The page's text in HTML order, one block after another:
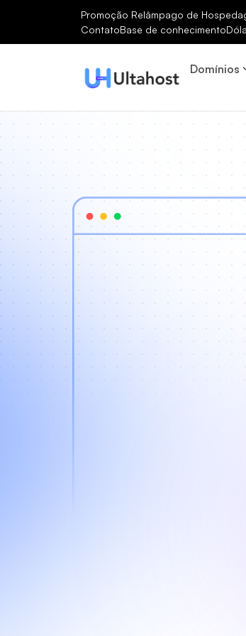
Promoção Relâmpago de
ContatoBase de conhecimento
Domínios